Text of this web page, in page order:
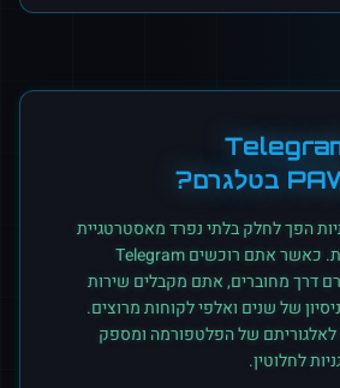
בטלגרם?
הפך לחלק בלתי נפרד מאסטרטגיית
כאשר אתם רוכשיםTelegram
דרך מחוברים, אתם מקבלים שירות
של שנים ואלפי לקוחות מרוצים.
של הפלטפורמה ומספק
לחלוטין.